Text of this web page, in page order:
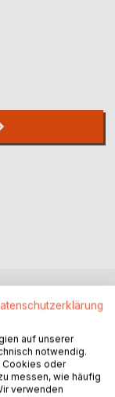
Versuche
Dieses
auf unserer
notwendig.
Cookies oder
messen, wie häufig
verwenden